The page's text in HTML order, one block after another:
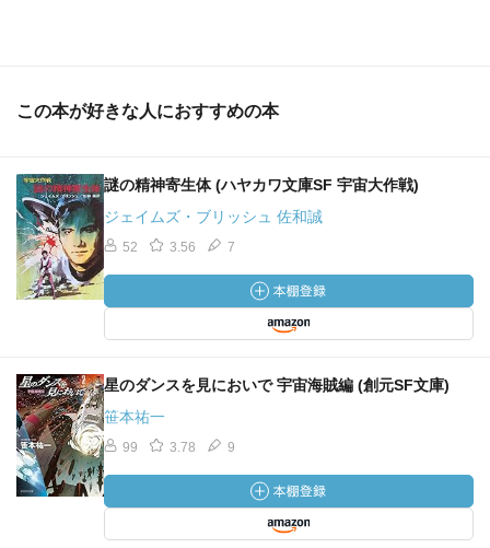
この本が好きな人におすすめの本
謎の精神寄生体 (ハヤカワ文庫SF 宇宙大作戦)
ジェイムズ・ブリッシュ 佐和誠
52 3.56 7
星のダンスを見においで 宇宙海賊編 (創元SF文庫)
笹本祐一
99 3.78 9